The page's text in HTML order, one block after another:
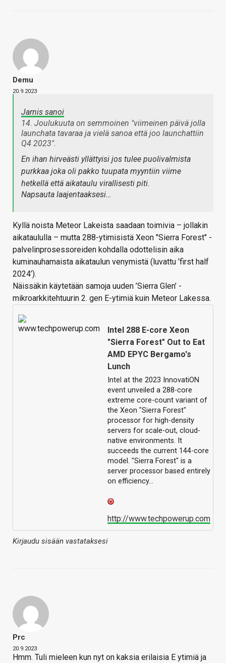
Demu
20.9.2023
Jarnis sanoi
14. Joulukuuta on semmoinen "viimeinen päivä jolla
launchata tavaraa ja vielä sanoa että joo launchattiin
Q4 2023".
En ihan hirveästi yllättyisi jos tulee puolivalmista
purkkaa joka oli pakko tuupata myyntiin viime
hetkellä että aikataulu virallisesti piti.
Napsauta laajentaaksesi…
Kyllä noista Meteor Lakeista saadaan toimivia – jollakin
aikataululla – mutta 288-ytimisistä Xeon "Sierra Forest" -
palvelinprosessoreiden kohdalla odottelisin aika
kuminauhamaista aikataulun venymistä (luvattu ’first half
2024’).
Näissäkin käytetään samoja uuden ’Sierra Glen’ -
mikroarkkitehtuurin 2. gen E-ytimiä kuin Meteor Lakessa.
Intel 288 E-core Xeon
"Sierra Forest" Out to Eat
AMD EPYC Bergamo's
Lunch
Intel at the 2023 InnovatiON
event unveiled a 288-core
extreme core-count variant of
the Xeon "Sierra Forest"
processor for high-density
servers for scale-out, cloud-
native environments. It
succeeds the current 144-core
model. "Sierra Forest" is a
server processor based entirely
on efficiency…
http://www.techpowerup.com
Kirjaudu sisään vastataksesi
Prc
20.9.2023
Hmm. Tuli mieleen kun nyt on kaksia erilaisia E ytimiä ja